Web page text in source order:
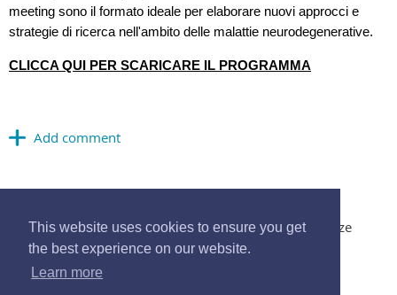
This website uses cookies to ensure you get
the best experience on our website.
Learn more
meeting sono il formato ideale per elaborare nuovi approcci e
strategie di ricerca nell'ambito delle malattie neurodegenerative.
CLICCA QUI PER SCARICARE IL PROGRAMMA
© 2017 Società Italiana di Psicofisiologia e Neuroscienze
Cognitive. All Rights Reserved -segreteria@sipf.it
Cookie Policy-